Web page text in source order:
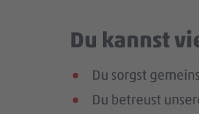
Du kannst
Du sorgst
Du betreust